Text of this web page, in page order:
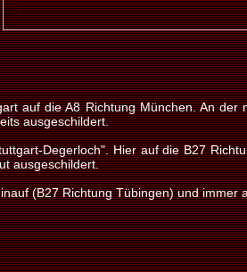
auf die A8 Richtung München. An der
ausgeschildert.
Degerloch". Hier auf die B27
ausgeschildert.
(B27 Richtung Tübingen) und immer